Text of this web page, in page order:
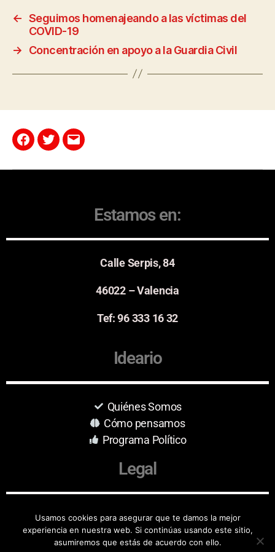
← Seguimos homenajeando a las víctimas del
COVID-19
→
Concentración en apoyo a la Guardia Civil
Estamos en:
Calle Serpis, 84
46022 – Valencia
Tef: 96 333 16 32
Ideario
Quiénes Somos
Cómo pensamos
Programa Político
Legal
Aviso Legal
Protección de Datos
Usamos cookies para asegurar que te damos la mejor
experiencia en nuestra web. Si continúas usando este sitio,
asumiremos que estás de acuerdo con ello.